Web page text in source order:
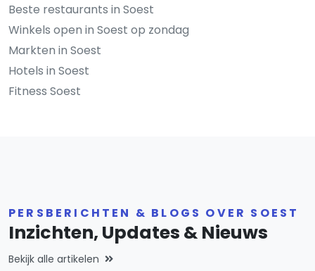
Beste restaurants in Soest
Winkels open in Soest op zondag
Markten in Soest
Hotels in Soest
Fitness Soest
PERSBERICHTEN & BLOGS OVER SOEST
Inzichten, Updates & Nieuws
Bekijk alle artikelen